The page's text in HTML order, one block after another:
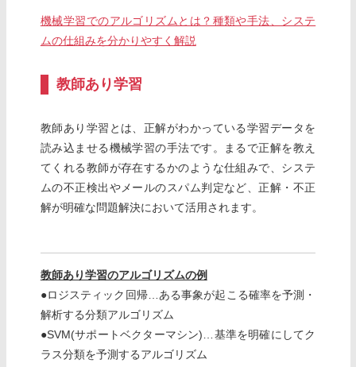
機械学習でのアルゴリズムとは？種類や手法、システ
ムの仕組みを分かりやすく解説
教師あり学習
教師あり学習とは、正解がわかっている学習データを
読み込ませる機械学習の手法です。まるで正解を教え
てくれる教師が存在するかのような仕組みで、システ
ムの不正検出やメールのスパム判定など、正解・不正
解が明確な問題解決において活用されます。
教師あり学習のアルゴリズムの例
●ロジスティック回帰…ある事象が起こる確率を予測・
解析する分類アルゴリズム
●SVM(サポートベクターマシン)…基準を明確にしてク
ラス分類を予測するアルゴリズム